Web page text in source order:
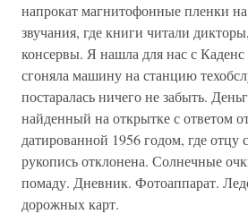
напрокат магнитофонные пленки на
звучания, где книги читали
консервы. Я нашла для нас с
сгоняла машину на станцию
постаралась ничего не забыть.
найденный на открытке с ответом
датированной 1956 годом, где отцу
рукопись отклонена. Солнечные
помаду. Дневник. Фотоаппарат.
дорожных карт.